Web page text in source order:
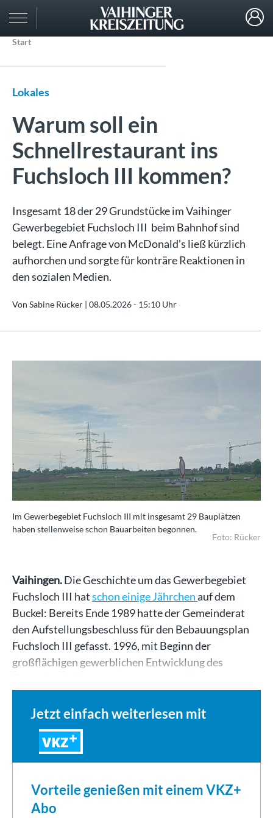
Start
Lokales
Warum soll ein
Schnellrestaurant ins
Fuchsloch III kommen?
Insgesamt 18 der 29 Grundstücke im Vaihinger
Gewerbegebiet Fuchsloch III beim Bahnhof sind
belegt. Eine Anfrage von McDonald’s ließ kürzlich
aufhorchen und sorgte für konträre Reaktionen in
den sozialen Medien.
Von Sabine Rücker | 08.05.2026 - 15:10 Uhr
Im Gewerbegebiet Fuchsloch III mit insgesamt 29 Bauplätzen
haben stellenweise schon Bauarbeiten begonnen.
Foto: Rücker
Vaihingen.Die Geschichte um das Gewerbegebiet
Fuchsloch III hatschon einige Jährchenauf dem
Buckel: Bereits Ende 1989 hatte der Gemeinderat
den Aufstellungsbeschluss für den Bebauungsplan
Fuchsloch III gefasst. 1996, mit Beginn der
großflächigen gewerblichen Entwicklung des
Jetzt einfach weiterlesen mit
VKZ
Vorteile genießen mit einem VKZ+
Abo